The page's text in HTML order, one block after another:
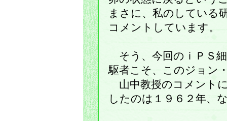
まさに、私のしている
コメントしています。
そう、今回のｉＰＳ
駆者こそ、このジョン
山中教授のコメント
したのは１９６２年、